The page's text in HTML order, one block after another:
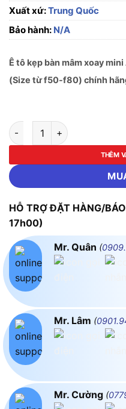
Xuất xứ:Trung Quốc
Bảo hành: N/A
Ê tô kẹp bàn mâm xoay
(Size từ f50-f80) chính
Ê tô kẹp bàn mâm xoay
THÊM
HỖ TRỢ ĐẶT HÀNG/
17h00)
Mr. Quân (
Mr. Lâm (
Mr. Cường (